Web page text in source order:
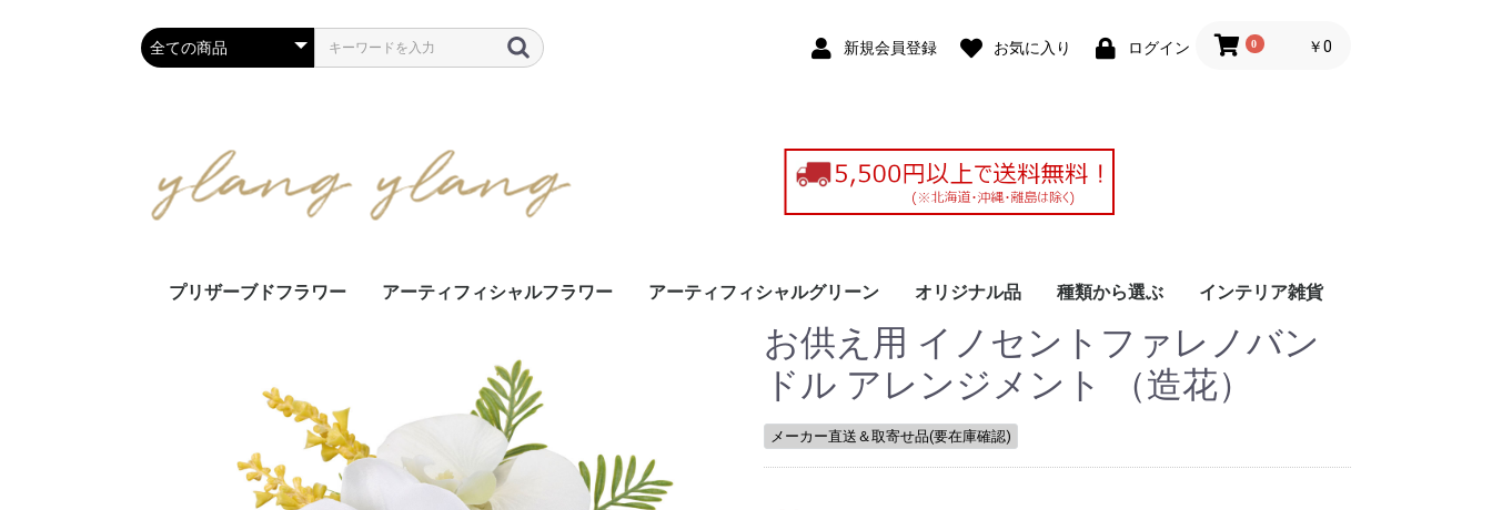
新規会員登録 お気に入り ログイン 0 ￥0
プリザーブドフラワー アーティフィシャルフラワー アーティフィシャルグリーン
花びん入り（グリーン）
壁面装飾（グリーン）
オリジナル品
2025新作アレンジメ
ント
プリザーブドフラワー
造花（アーティフィシ
ャル）
ドライフラワー
ハーバリウム
種類から選ぶ
仏花・仏壇の花
シャボンフラワー
時計・フォトフレーム
胡蝶蘭（ファレノ）
ソラフラワー
ドライフラワーアレン
クリスマス
インテリア雑貨
花器
かご バスケット
小物入れ、雑貨
花材・資材
その他
お供え用 イノセントファレノバン
ドル アレンジメント （造花）
メーカー直送＆取寄せ品(要在庫確認)